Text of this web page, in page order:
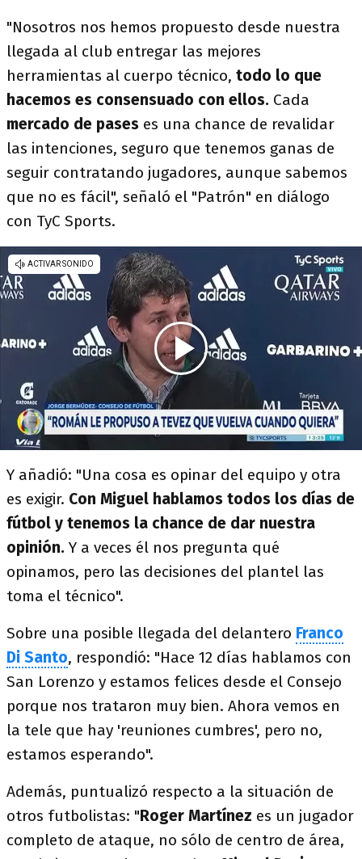
"​Nosotros nos hemos propuesto desde nuestra
llegada al club entregar las mejores
herramientas al cuerpo técnico, todo lo que
hacemos es consensuado con ellos. Cada
mercado de pases es una chance de revalidar
las intenciones, seguro que tenemos ganas de
seguir contratando jugadores, aunque sabemos
que no es fácil", señaló el "Patrón" en diálogo
con TyC Sports.
Y añadió: "Una cosa es opinar del equipo y otra
es exigir. Con Miguel hablamos todos los días de
fútbol y tenemos la chance de dar nuestra
opinión. Y a veces él nos pregunta qué
opinamos, pero las decisiones del plantel las
toma el técnico".
Sobre una posible llegada del delantero Franco
Di Santo, respondió: "Hace 12 días hablamos con
San Lorenzo y estamos felices desde el Consejo
porque nos trataron muy bien. Ahora vemos en
la tele que hay 'reuniones cumbres', pero no,
estamos esperando".
Además, puntualizó respecto a la situación de
otros futbolistas: "Roger Martínez es un jugador
completo de ataque, no sólo de centro de área,